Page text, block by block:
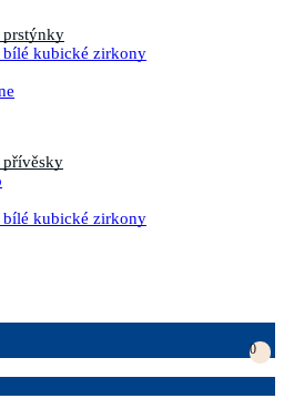
prstýnky
bílé kubické zirkony
přívěsky
bílé kubické zirkony
0